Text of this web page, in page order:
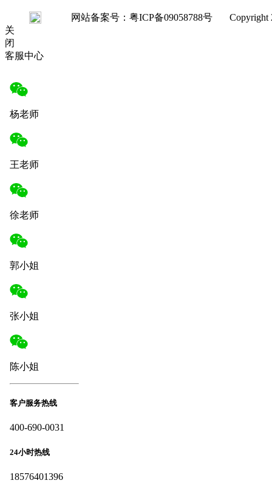
网站备案号：粤ICP备09058788号 Copyright
关
闭
客服中心
杨老师
王老师
徐老师
郭小姐
张小姐
陈小姐
客户服务热线
400-690-0031
24小时热线
18576401396